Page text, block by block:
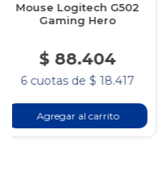
Mouse Pad Trust XXL
GXT 759 Japan Black
$ 29.713
6 cuotas de $ 6.190
Agregar al carrito